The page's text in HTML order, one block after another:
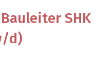
SHK
d)